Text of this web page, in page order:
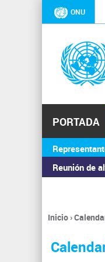
ONU
PORTADA
Reunión de
Se
encuentra
usted
Inicio›